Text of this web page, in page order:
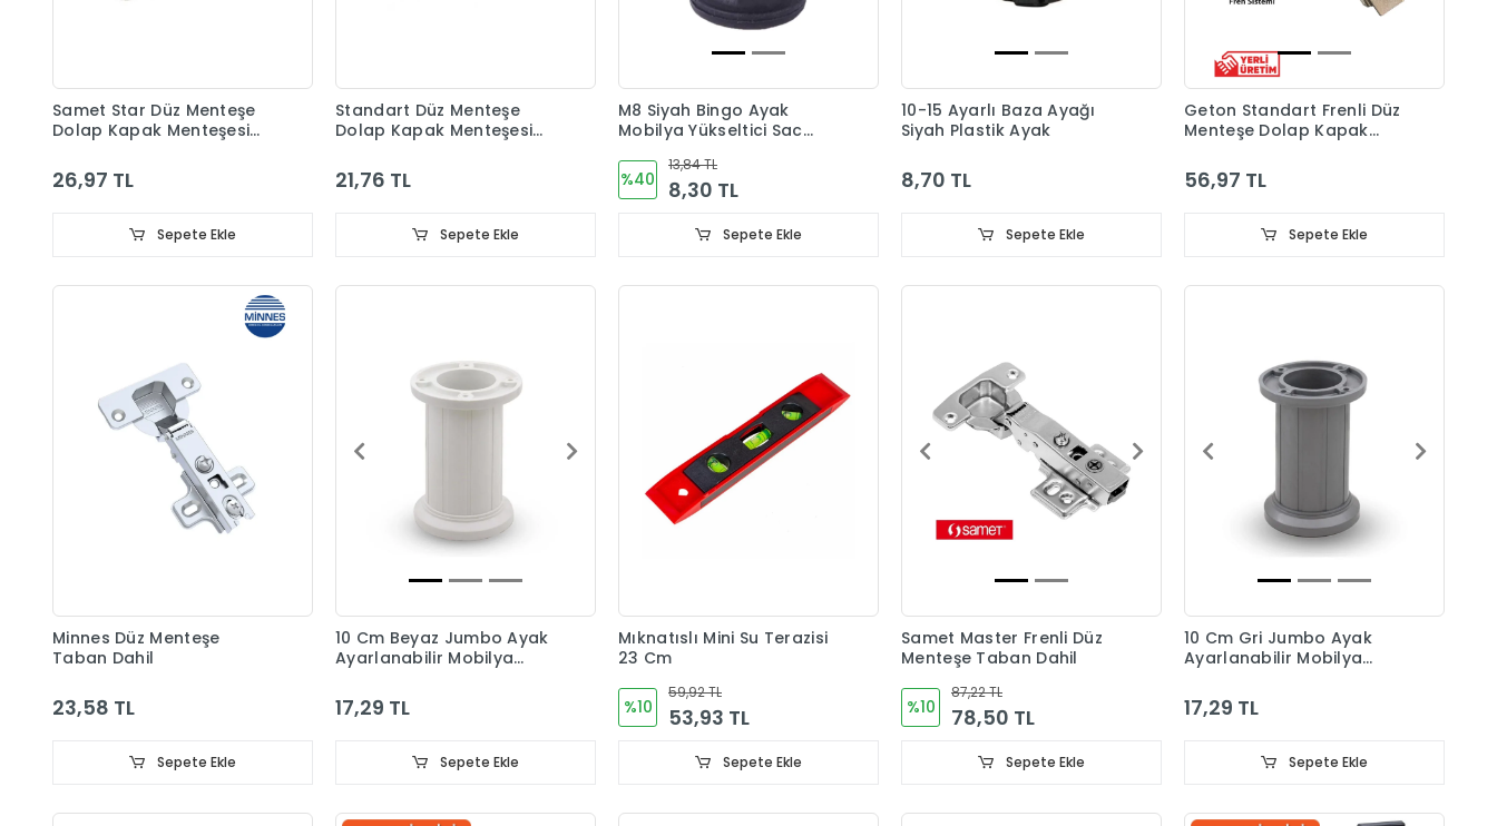
Samet Star Düz Menteşe
Dolap Kapak Menteşesi
26,97 TL
Sepete Ekle
Standart Düz Menteşe
Dolap Kapak Menteşesi
21,76 TL
Sepete Ekle
M8 Siyah Bingo Ayak
Mobilya Yükseltici Sac
%40
13,84 TL
8,30 TL
Sepete Ekle
10-15 Ayarlı Baza Ayağı
Siyah Plastik Ayak
8,70 TL
Sepete Ekle
Geton Standart Frenli Düz
Menteşe Dolap Kapak
56,97 TL
Sepete Ekle
Minnes Düz Menteşe
Taban Dahil
23,58 TL
Sepete Ekle
10 Cm Beyaz Jumbo Ayak
Ayarlanabilir Mobilya
17,29 TL
Sepete Ekle
Mıknatıslı Mini Su Terazisi
23 Cm
%10
59,92 TL
53,93 TL
Sepete Ekle
Samet Master Frenli Düz
Menteşe Taban Dahil
%10
87,22 TL
78,50 TL
Sepete Ekle
10 Cm Gri Jumbo Ayak
Ayarlanabilir Mobilya
17,29 TL
Sepete Ekle